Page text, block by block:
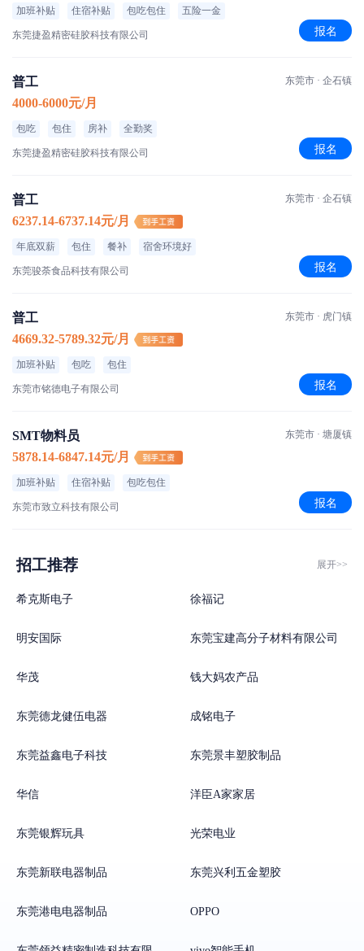
加班补贴 住宿补贴 包吃包住 五险一金
东莞捷盈精密硅胶科技有限公司 报名
普工
4000-6000元/月
包吃 包住 房补 全勤奖
东莞捷盈精密硅胶科技有限公司
东莞市 · 企石镇
报名
普工
6237.14-6737.14元/月
年底双薪 包住 餐补 宿舍环境好
东莞骏荼食品科技有限公司
东莞市 · 企石镇
报名
普工
4669.32-5789.32元/月
加班补贴 包吃 包住
东莞市铭德电子有限公司
东莞市 · 虎门镇
报名
SMT物料员
5878.14-6847.14元/月
加班补贴 住宿补贴 包吃包住
东莞市致立科技有限公司
东莞市 · 塘厦镇
报名
招工推荐 展开>>
希克斯电子 徐福记
明安国际 东莞宝建高分子材料有限公司
华茂 钱大妈农产品
东莞德龙健伍电器 成铭电子
东莞益鑫电子科技 东莞景丰塑胶制品
华信 洋臣A家家居
东莞银辉玩具 光荣电业
东莞新联电器制品 东莞兴利五金塑胶
东莞港电电器制品 OPPO